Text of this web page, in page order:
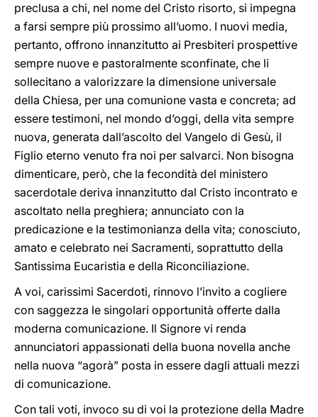
preclusa a chi, nel nome del Cristo risorto, si impegna
a farsi sempre più prossimo all’uomo. I nuovi media,
pertanto, offrono innanzitutto ai Presbiteri prospettive
sempre nuove e pastoralmente sconfinate, che li
sollecitano a valorizzare la dimensione universale
della Chiesa, per una comunione vasta e concreta; ad
essere testimoni, nel mondo d’oggi, della vita sempre
nuova, generata dall’ascolto del Vangelo di Gesù, il
Figlio eterno venuto fra noi per salvarci. Non bisogna
dimenticare, però, che la fecondità del ministero
sacerdotale deriva innanzitutto dal Cristo incontrato e
ascoltato nella preghiera; annunciato con la
predicazione e la testimonianza della vita; conosciuto,
amato e celebrato nei Sacramenti, soprattutto della
Santissima Eucaristia e della Riconciliazione.
A voi, carissimi Sacerdoti, rinnovo l’invito a cogliere
con saggezza le singolari opportunità offerte dalla
moderna comunicazione. Il Signore vi renda
annunciatori appassionati della buona novella anche
nella nuova “agorà” posta in essere dagli attuali mezzi
di comunicazione.
Con tali voti, invoco su di voi la protezione della Madre